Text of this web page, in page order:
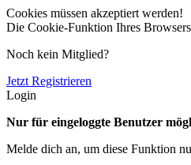
Cookies müssen akzeptiert werden!
Die Cookie-Funktion Ihres
Noch kein Mitglied?
Jetzt Registrieren
Login
Nur für eingeloggte Benutzer
Melde dich an, um diese Funktion